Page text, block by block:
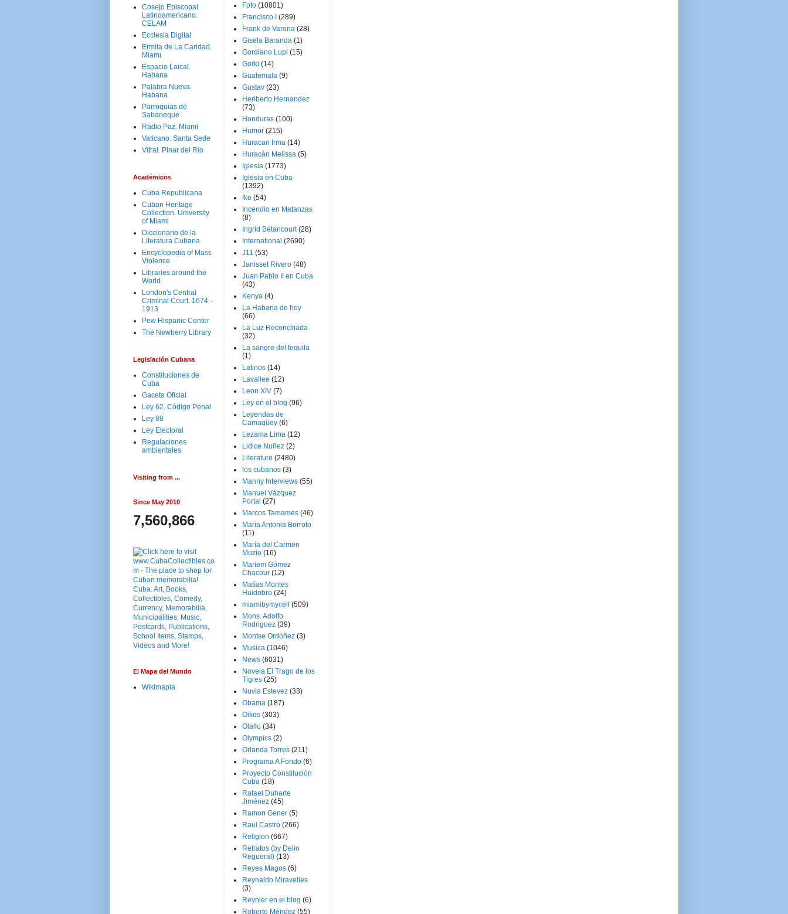
Cosejo Episcopal
Latinoamericano.
CELAM
Ecclesia Digital
Ermita de La Caridad.
Miami
Espacio Laical.
Habana
Palabra Nueva.
Habana
Parroquias de
Sabaneque
Radio Paz. Miami
Vaticano. Santa Sede
Vitral. Pinar del Rio
Académicos
Cuba Republicana
Cuban Heritage
Collection. University
of Miami
Diccionario de la
Literatura Cubana
Encyclopedia of Mass
Violence
Libraries around the
World
London's Central
Criminal Court, 1674 -
1913
Pew Hispanic Center
The Newberry Library
Legislación Cubana
Constituciones de
Cuba
Gaceta Oficial
Ley 62. Código Penal
Ley 88
Ley Electoral
Regulaciones
ambientales
Visiting from ...
Since May 2010
7,560,866
El Mapa del Mundo
Wikimapia
Foto (10801)
Francisco I
(289)
Frank de Varona (28)
Gisela Baranda (1)
Gordiano Lupi (15)
Gorki (14)
Guatemala (9)
Gustav (23)
Heriberto Hernandez
(73)
Honduras (100)
Humor (215)
Huracan Irma (14)
Huracán Melissa (5)
Iglesia (1773)
Iglesia en Cuba
(1392)
Ike (54)
Incendio en Matanzas
(8)
Ingrid Betancourt (28)
International (2690)
J11 (53)
Janisset Rivero (48)
Juan Pablo II en Cuba
(43)
Kenya (4)
La Habana de hoy
(66)
La Luz Reconciliada
(32)
La sangre del tequila
(1)
Latinos (14)
Lavallee (12)
Leon XIV (7)
Ley en el blog (96)
Leyendas de
Camagüey (6)
Lezama Lima (12)
Lidice Nuñez (2)
Literature (2480)
los cubanos (3)
Manny Interviews (55)
Manuel Vázquez
Portal (27)
Marcos Tamames (46)
Maria Antonia Borroto
(11)
María del Carmen
Muzio (16)
Mariem Gómez
Chacour (12)
Matías Montes
Huidobro (24)
miamibymycell
(509)
Mons. Adolfo
Rodriguez (39)
Montse Ordóñez (3)
Musica (1046)
News (6031)
Novela El Trago de los
Tigres (25)
Nuvia Estevez (33)
Obama (187)
Oikos (303)
Olallo (34)
Olympics (2)
Orlanda Torres (211)
Programa A Fondo (6)
Proyecto Constitución
Cuba (18)
Rafael Duharte
Jiménez (45)
Ramon Gener (5)
Raul Castro (266)
Religion (667)
Retratos (by Delio
Regueral) (13)
Reyes Magos (6)
Reynaldo Miravelles
(3)
Reynier en el blog (6)
Roberto Méndez (55)